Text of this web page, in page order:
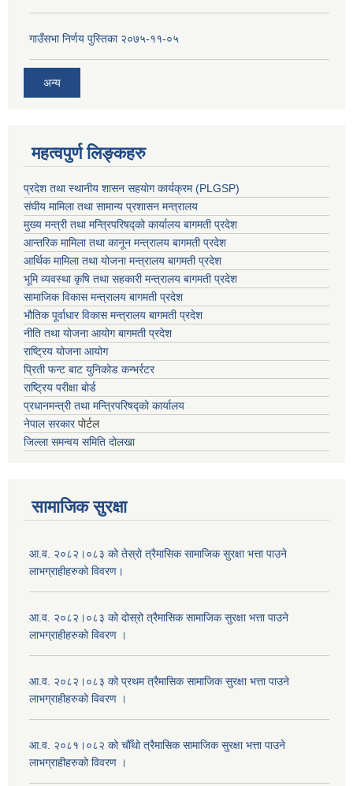
गाउँसभा निर्णय पुस्तिका २०७५-११-०५
अन्य
महत्वपुर्ण लिङ्कहरु
प्रदेश तथा स्थानीय शासन सहयाेग कार्यक्रम (PLGSP)
संघीय मामिला तथा सामान्य प्रशासन मन्त्रालय
मुख्य मन्त्री तथा मन्त्रिपरिषद्को कार्यालय बागमती प्रदेश
आन्तरिक मामिला तथा कानून मन्त्रालय बागमती प्रदेश
आर्थिक मामिला तथा योजना मन्त्रालय बागमती प्रदेश
भूमि व्यवस्था कृषि तथा सहकारी मन्त्रालय बागमती प्रदेश
सामाजिक विकास मन्त्रालय बागमती प्रदेश
भौतिक पूर्वाधार विकास मन्त्रालय बागमती प्रदेश
नीति तथा योजना आयोग बागमती प्रदेश
राष्ट्रिय योजना आयोग
प्रिती फन्ट बाट युनिकोड कन्भर्रटर
राष्ट्रिय परीक्षा बोर्ड
प्रधानमन्त्री तथा मन्त्रिपरिषद्को कार्यालय
नेपाल सरकारपोर्टल
जिल्ला समन्वय समिति दोलखा
सामाजिक सुरक्षा
आ.व. २०८२।०८३ को तेस्रो त्रैमासिक सामाजिक सुरक्षा भत्ता पाउने
लाभग्राहीहरुको विवरण।
आ.व. २०८२।०८३ को दोस्रो त्रैमासिक सामाजिक सुरक्षा भत्ता पाउने
लाभग्राहीहरुको विवरण ।
आ.व. २०८२।०८३ को प्रथम त्रैमासिक सामाजिक सुरक्षा भत्ता पाउने
लाभग्राहीहरुको विवरण ।
आ.व. २०८१।०८२ को चौँथो त्रैमासिक सामाजिक सुरक्षा भत्ता पाउने
लाभग्राहीहरुको विवरण ।